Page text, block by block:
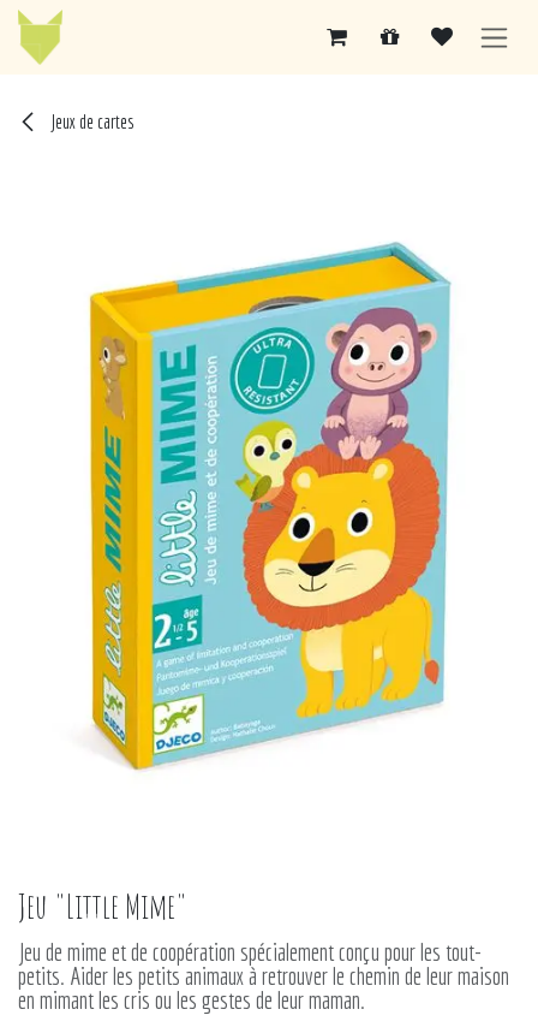
Se rendre au contenu
Jeux de cartes
Jeu "Little Mime"
Jeu de mime et de coopération spécialement conçu pour les tout-
petits. Aider les petits animaux à retrouver le chemin de leur maison
en mimant les cris ou les gestes de leur maman.